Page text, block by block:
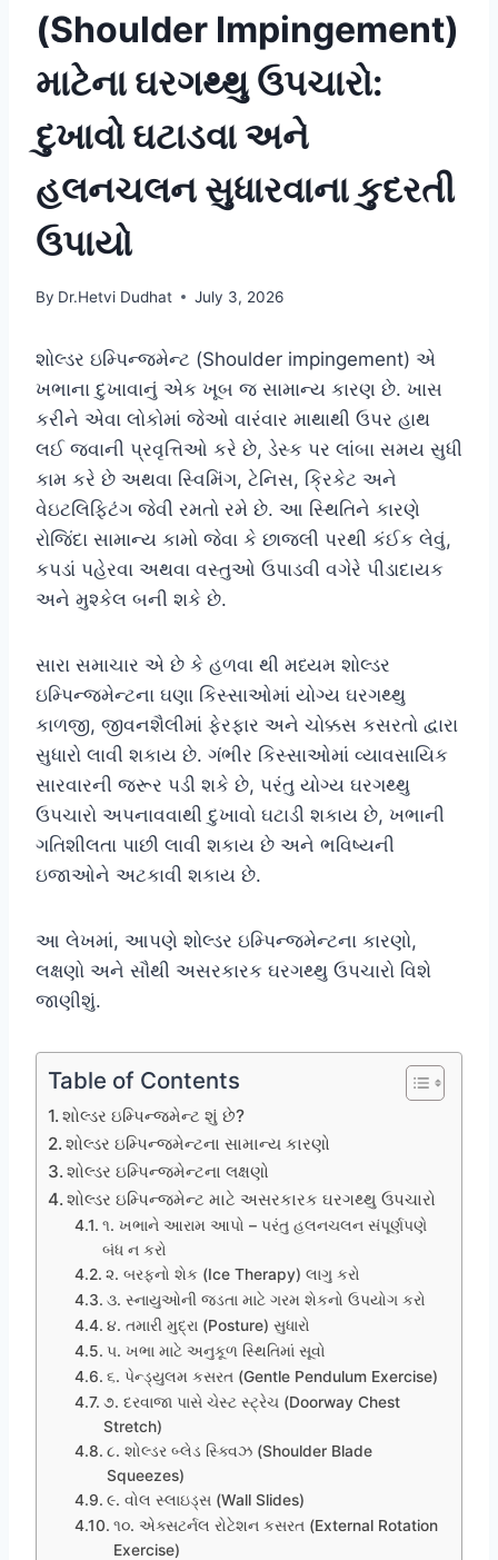
(Shoulder Impingement)
માટેના ઘરગથ્થુ ઉપચારો:
દુખાવો ઘટાડવા અને
હલનચલન સુધારવાના કુદરતી
ઉપાયો
By Dr.Hetvi Dudhat July 3, 2026
શોલ્ડર ઇમ્પિન્જમેન્ટ (Shoulder impingement) એ
ખભાના દુખાવાનું એક ખૂબ જ સામાન્ય કારણ છે. ખાસ
કરીને એવા લોકોમાં જેઓ વારંવાર માથાથી ઉપર હાથ
લઈ જવાની પ્રવૃત્તિઓ કરે છે, ડેસ્ક પર લાંબા સમય સુધી
કામ કરે છે અથવા સ્વિમિંગ, ટેનિસ, ક્રિકેટ અને
વેઇટલિફ્ટિંગ જેવી રમતો રમે છે. આ સ્થિતિને કારણે
રોજિંદા સામાન્ય કામો જેવા કે છાજલી પરથી કંઈક લેવું,
કપડાં પહેરવા અથવા વસ્તુઓ ઉપાડવી વગેરે પીડાદાયક
અને મુશ્કેલ બની શકે છે.
સારા સમાચાર એ છે કે હળવા થી મધ્યમ શોલ્ડર
ઇમ્પિન્જમેન્ટના ઘણા કિસ્સાઓમાં યોગ્ય ઘરગથ્થુ
કાળજી, જીવનશૈલીમાં ફેરફાર અને ચોક્કસ કસરતો દ્વારા
સુધારો લાવી શકાય છે. ગંભીર કિસ્સાઓમાં વ્યાવસાયિક
સારવારની જરૂર પડી શકે છે, પરંતુ યોગ્ય ઘરગથ્થુ
ઉપચારો અપનાવવાથી દુખાવો ઘટાડી શકાય છે, ખભાની
ગતિશીલતા પાછી લાવી શકાય છે અને ભવિષ્યની
ઇજાઓને અટકાવી શકાય છે.
આ લેખમાં, આપણે શોલ્ડર ઇમ્પિન્જમેન્ટના કારણો,
લક્ષણો અને સૌથી અસરકારક ઘરગથ્થુ ઉપચારો વિશે
જાણીશું.
Table of Contents
શોલ્ડર ઇમ્પિન્જમેન્ટ શું છે?
શોલ્ડર ઇમ્પિન્જમેન્ટના સામાન્ય કારણો
શોલ્ડર ઇમ્પિન્જમેન્ટના લક્ષણો
શોલ્ડર ઇમ્પિન્જમેન્ટ માટે અસરકારક ઘરગથ્થુ ઉપચારો
૧. ખભાને આરામ આપો – પરંતુ હલનચલન સંપૂર્ણપણે
બંધ ન કરો
૨. બરફનો શેક (Ice Therapy) લાગુ કરો
૩. સ્નાયુઓની જડતા માટે ગરમ શેકનો ઉપયોગ કરો
૪. તમારી મુદ્રા (Posture) સુધારો
૫. ખભા માટે અનુકૂળ સ્થિતિમાં સૂવો
૬. પેન્ડ્યુલમ કસરત (Gentle Pendulum Exercise)
૭. દરવાજા પાસે ચેસ્ટ સ્ટ્રેચ (Doorway Chest
Stretch)
૮. શોલ્ડર બ્લેડ સ્ક્વિઝ (Shoulder Blade
Squeezes)
૯. વોલ સ્લાઇડ્સ (Wall Slides)
૧૦. એક્સટર્નલ રોટેશન કસરત (External Rotation
Exercise)